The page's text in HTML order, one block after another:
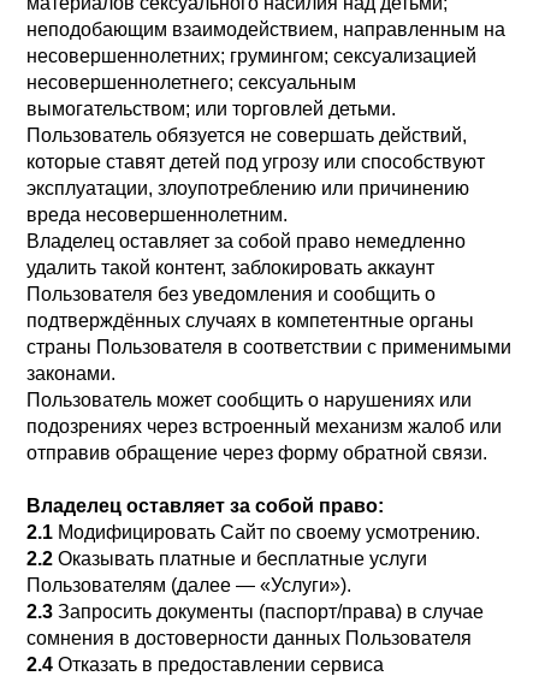
неподобающим взаимодействием, направленным на
несовершеннолетних; грумингом; сексуализацией
несовершеннолетнего; сексуальным
вымогательством; или торговлей детьми.
Пользователь обязуется не совершать действий,
которые ставят детей под угрозу или способствуют
эксплуатации, злоупотреблению или причинению
вреда несовершеннолетним.
Владелец оставляет за собой право немедленно
удалить такой контент, заблокировать аккаунт
Пользователя без уведомления и сообщить о
подтверждённых случаях в компетентные органы
страны Пользователя в соответствии с применимыми
законами.
Пользователь может сообщить о нарушениях или
подозрениях через встроенный механизм жалоб или
отправив обращение через форму обратной связи.
Владелец оставляет за собой право:
2.1 Модифицировать Сайт по своему усмотрению.
2.2 Оказывать платные и бесплатные услуги
Пользователям (далее — «Услуги»).
2.3 Запросить документы (паспорт/права) в случае
сомнения в достоверности данных Пользователя
2.4 Отказать в предоставлении сервиса